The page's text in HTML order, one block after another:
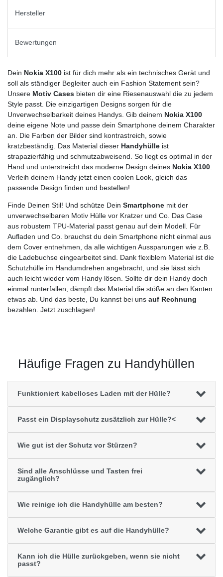
Hersteller
Bewertungen
Dein Nokia X100 ist für dich mehr als ein technisches Gerät und
soll als ständiger Begleiter auch ein Fashion Statement sein?
Unsere Motiv Cases bieten dir eine Riesenauswahl die zu jedem
Style passt. Die einzigartigen Designs sorgen für die
Unverwechselbarkeit deines Handys. Gib deinem Nokia X100
deine eigene Note und passe dein Smartphone deinem Charakter
an. Die Farben der Bilder sind kontrastreich, sowie
kratzbeständig. Das Material dieser Handyhülle ist
strapazierfähig und schmutzabweisend. So liegt es optimal in der
Hand und unterstreicht das moderne Design deines Nokia X100
Verleih deinem Handy jetzt einen coolen Look, gleich das
passende Design finden und bestellen!
Finde Deinen Stil! Und schütze Dein Smartphone mit der
unverwechselbaren Motiv Hülle vor Kratzer und Co. Das Case
aus robustem TPU-Material passt genau auf dein Modell. Für
Aufladen und Co. brauchst du dein Smartphone nicht einmal aus
dem Cover entnehmen, da alle wichtigen Aussparungen wie z.B.
die Ladebuchse eingearbeitet sind. Dank flexiblem Material ist die
Schutzhülle im Handumdrehen angebracht, und sie lässt sich
auch leicht wieder vom Handy lösen. Sollte dir dein Handy doch
einmal runterfallen, dämpft das Material die stöße an den Kanten
etwas ab. Und das beste, Du kannst bei uns auf Rechnung
bezahlen. Jetzt zuschlagen!
Häufige Fragen zu Handyhüllen
Funktioniert kabelloses Laden mit der Hülle?
Passt ein Displayschutz zusätzlich zur Hülle?<
Wie gut ist der Schutz vor Stürzen?
Sind alle Anschlüsse und Tasten frei
zugänglich?
Wie reinige ich die Handyhülle am besten?
Welche Garantie gibt es auf die Handyhülle?
Kann ich die Hülle zurückgeben, wenn sie nicht
passt?